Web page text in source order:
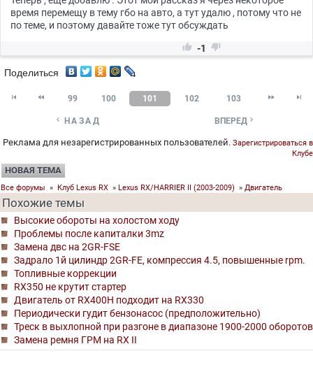
время перемещу в тему гбо на авто, а тут удалю , потому что не
по теме, и поэтому давайте тоже тут обсуждать
 -1 
Поделиться
  99 100 101 102 103  
 НАЗАД ВПЕРЕД 
Реклама для незарегистрированных пользователей. Зарегистрироваться в
Клубе
НОВАЯ ТЕМА
Все форумы » Клуб Lexus RX » Lexus RX/HARRIER II (2003-2009) » Двигатель
Похожие темы
Высокие обороты на холостом ходу
Проблемы после капиталки 3mz
Замена двс на 2GR-FSE
Задрало 1й цилиндр 2GR-FE, компрессия 4.5, повышенные rpm.
Топливные коррекции
RX350 не крутит стартер
Двигатель от RX400H подходит на RX330
Периодически гудит бензонасос (предположительно)
Треск в выхлопной при разгоне в диапазоне 1900-2000 оборотов
Замена ремня ГРМ на RX II